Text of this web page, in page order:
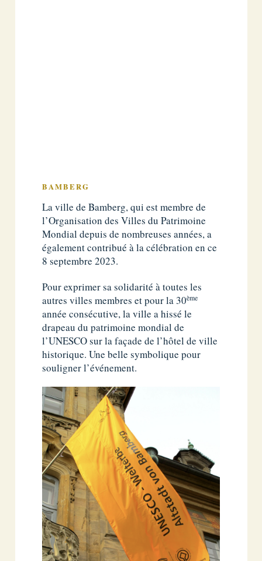
BAMBERG
La ville de Bamberg, qui est membre de
l’Organisation des Villes du Patrimoine
Mondial depuis de nombreuses années, a
également contribué à la célébration en ce
8 septembre 2023.
Pour exprimer sa solidarité à toutes les
autres villes membres et pour la 30ème
année consécutive, la ville a hissé le
drapeau du patrimoine mondial de
l’UNESCO sur la façade de l’hôtel de ville
historique. Une belle symbolique pour
souligner l’événement.